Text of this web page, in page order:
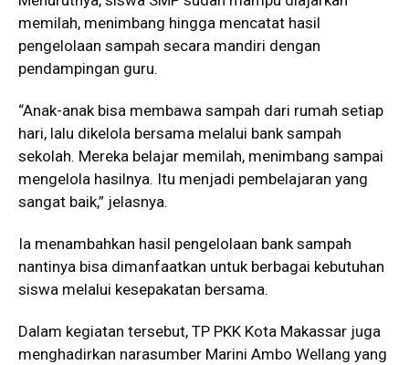
memilah, menimbang hingga mencatat hasil
pengelolaan sampah secara mandiri dengan
pendampingan guru.
“Anak-anak bisa membawa sampah dari rumah setiap
hari, lalu dikelola bersama melalui bank sampah
sekolah. Mereka belajar memilah, menimbang sampai
mengelola hasilnya. Itu menjadi pembelajaran yang
sangat baik,” jelasnya.
Ia menambahkan hasil pengelolaan bank sampah
nantinya bisa dimanfaatkan untuk berbagai kebutuhan
siswa melalui kesepakatan bersama.
Dalam kegiatan tersebut, TP PKK Kota Makassar juga
menghadirkan narasumber Marini Ambo Wellang yang